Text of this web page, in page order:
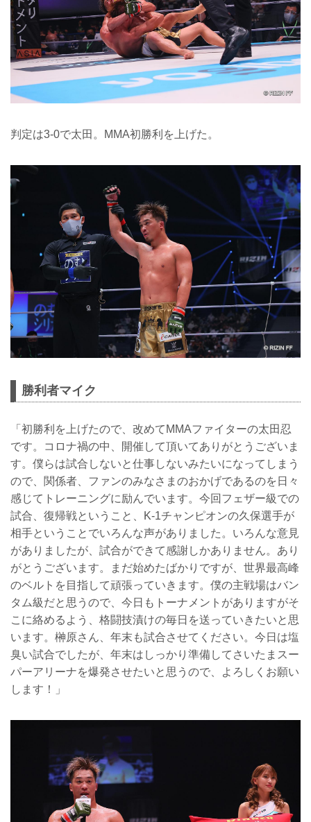
判定は3-0で太田。MMA初勝利を上げた。
勝利者マイク
「初勝利を上げたので、改めてMMAファイターの太田忍
です。コロナ禍の中、開催して頂いてありがとうございま
す。僕らは試合しないと仕事しないみたいになってしまう
ので、関係者、ファンのみなさまのおかげであるのを日々
感じてトレーニングに励んでいます。今回フェザー級での
試合、復帰戦ということ、K-1チャンピオンの久保選手が
相手ということでいろんな声がありました。いろんな意見
がありましたが、試合ができて感謝しかありません。あり
がとうございます。まだ始めたばかりですが、世界最高峰
のベルトを目指して頑張っていきます。僕の主戦場はバン
タム級だと思うので、今日もトーナメントがありますがそ
こに絡めるよう、格闘技漬けの毎日を送っていきたいと思
います。榊原さん、年末も試合させてください。今日は塩
臭い試合でしたが、年末はしっかり準備してさいたまスー
パーアリーナを爆発させたいと思うので、よろしくお願い
します！」